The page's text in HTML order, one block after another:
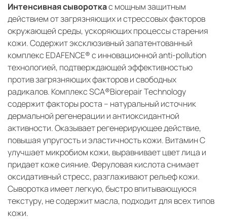
Интенсивная сывороткас мощным защитным
действием от загрязняющих и стрессовых факторов
окружающей среды, ускоряющих процессы старения
кожи. Содержит эксклюзивный запатентованный
комплекс EDAFENCE® c инновационной anti-pollution
технологией, подтверждающей эффективностью
против загрязняющих факторов и свободных
радикалов. Комплекс SCA®Biorepair Technology
содержит факторы роста – натуральный источник
дермальной регенерации и антиоксидантной
активности. Оказывает регенерирующее действие,
повышая упругость и эластичность кожи. Витамин С
улучшает микробиом кожи, выравнивает цвет лица и
придает коже сияние. Феруловая кислота снимает
оксидативный стресс, разглаживают рельеф кожи.
Сыворотка имеет легкую, быстро впитывающуюся
текстуру, не содержит масла, подходит для всех типов
кожи.